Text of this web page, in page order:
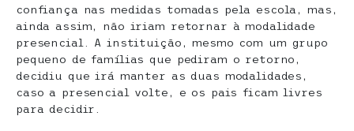
confiança nas medidas tomadas pela escola, mas,
ainda assim, não iriam retornar à modalidade
presencial. A instituição, mesmo com um grupo
pequeno de famílias que pediram o retorno,
decidiu que irá manter as duas modalidades,
caso a presencial volte, e os pais ficam livres
para decidir.